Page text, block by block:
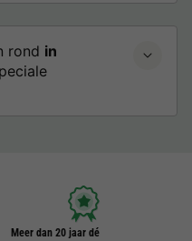
rond in
Meer dan 20 jaar dé